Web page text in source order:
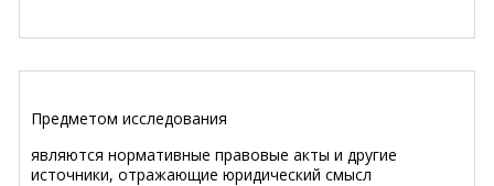
Предметом исследования
являются нормативные правовые акты и другие
источники, отражающие юридический смысл